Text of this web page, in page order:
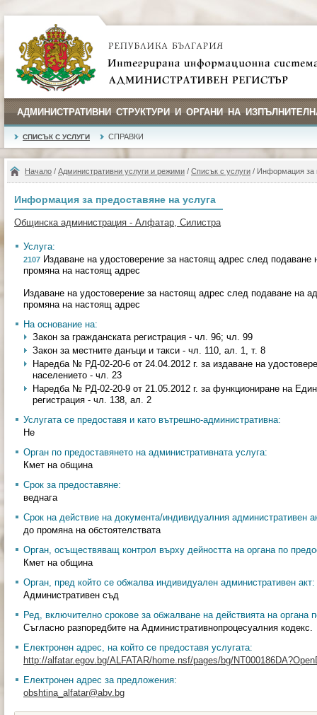
АДМИНИСТРАТИВНИ СТРУКТУРИ И ОРГАНИ НА
СПИСЪК С УСЛУГИ СПРАВКИ
Начало / Административни услуги и режими / Списък с услуги / Информация за
Информация за предоставяне на услуга
Общинска администрация - Алфатар, Силистра
Услуга:
2107 Издаване на удостоверение за настоящ адрес след подаване
промяна на настоящ адрес
Издаване на удостоверение за настоящ адрес след подаване на
промяна на настоящ адрес
На основание на:
Закон за гражданската регистрация - чл. 96; чл. 99
Закон за местните данъци и такси - чл. 110, ал. 1, т. 8
Наредба № РД-02-20-6 от 24.04.2012 г. за издаване на
населението - чл. 23
Наредба № РД-02-20-9 от 21.05.2012 г. за функциониране на
регистрация - чл. 138, ал. 2
Услугата се предоставя и като вътрешно-административна:
Не
Орган по предоставянето на административната услуга:
Кмет на община
Срок за предоставяне:
веднага
Срок на действие на документа/индивидуалния административен
до промяна на обстоятелствата
Орган, осъществяващ контрол върху дейността на органа по
Кмет на община
Орган, пред който се обжалва индивидуален административен акт:
Административен съд
Ред, включително срокове за обжалване на действията на органа
Съгласно разпоредбите на Административнопроцесуалния кодекс.
Електронен адрес, на който се предоставя услугата:
http://alfatar.egov.bg/ALFATAR/home.nsf/pages/bg/
Електронен адрес за предложения:
obshtina_alfatar@abv.bg